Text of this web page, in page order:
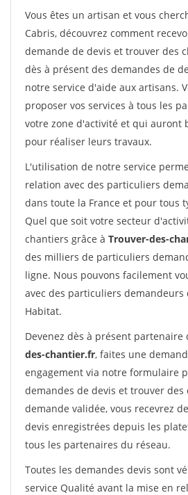
Vous êtes un artisan et vous
Cabris, découvrez comment
demande de devis et trouver des
dès à présent des demandes de
notre service d'aide aux artisans.
proposer vos services à tous les
votre zone d'activité et qui auront
pour réaliser leurs travaux.
L'utilisation de notre service
relation avec des particuliers
dans toute la France et pour tous
Quel que soit votre secteur
chantiers grâce à Trouver-des-
des milliers de particuliers
ligne. Nous pouvons facilement
avec des particuliers
Habitat.
Devenez dès à présent partenaire
des-chantier.fr, faites une
engagement via notre formulaire
demandes de devis et trouver des
demande validée, vous recevrez
devis enregistrées depuis les
tous les partenaires du réseau.
Toutes les demandes devis sont
service Qualité avant la mise en